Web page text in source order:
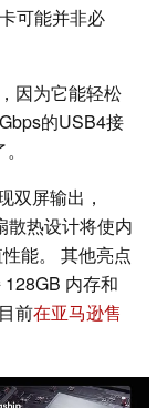
可能并非必
因为它能轻松
的USB4接
双屏输出，
散热设计将使内
能。 其他亮点
内存和
前在亚马逊售